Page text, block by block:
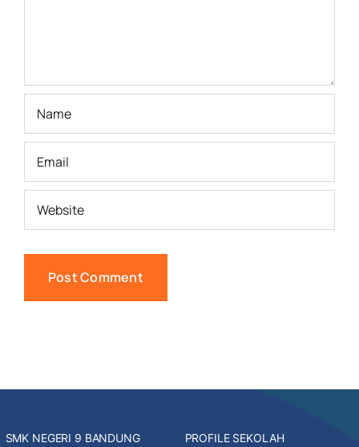
SMK NEGERI 9 BANDUNG PROFILE SEKOLAH